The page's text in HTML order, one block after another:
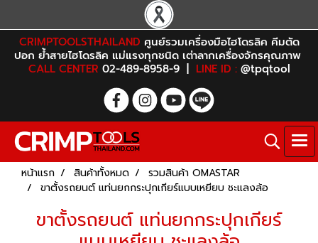
CRIMPTOOLSTHAILAND ศูนย์รวมเครื่องมือไฮโดรลิค คีมตัด
ปอก ย้ำสายไฮโดรลิค แม่แรงทุกชนิด เต่าลากเครื่องจักรคุณภาพ
CALL CENTER 02-489-8958-9 | LINE ID :@tpqtool
หน้าแรก สินค้าทั้งหมด
รวมสินค้า OMASTAR
ขาตั้งรถยนต์ แท่นยกกระปุกเกียร์แบบเหยียบ ชะแลงล้อ
ขาตั้งรถยนต์ แท่นยกกระปุกเกียร์